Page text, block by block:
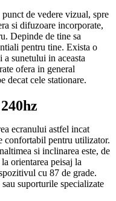
de vedere vizual, spre
si difuzoare incorporate,
Depinde de tine sa
pentru tine. Exista o
sunetului in aceasta
ofera in general
decat cele stationare.
ecranului astfel incat
confortabil pentru utilizator.
si inclinarea este, de
orientarea peisaj la
cu 87 de grade.
suporturile specializate